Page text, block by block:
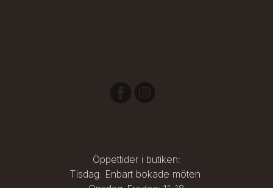
Öppettider i butiken:
Tisdag: Enbart bokade möten